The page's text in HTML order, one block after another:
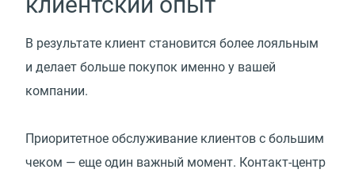
В результате клиент становится более лояльным
и делает больше покупок именно у вашей
компании.
Приоритетное обслуживание клиентов с большим
чеком — еще один важный момент. Контакт-центр